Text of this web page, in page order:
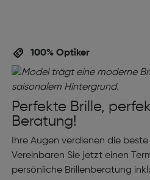
100% Optiker
Perfekte Brille,
Beratung!
Ihre Augen verdienen die
Vereinbaren Sie jetzt einen
persönliche Brillenberatung